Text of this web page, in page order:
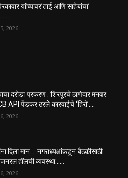
यांच्यावर’ताई आणि साहेबांचा’
2026
दरोडा प्रकरण : शिरपूरचे ठाणेदार मनवर
API पेंडकर ठरले कारवाईचे ‘हिरो’….
2026
दिला मान…..नगराध्यक्षांकडून बैठकीसाठी
हॉलची व्यवस्था……
2026